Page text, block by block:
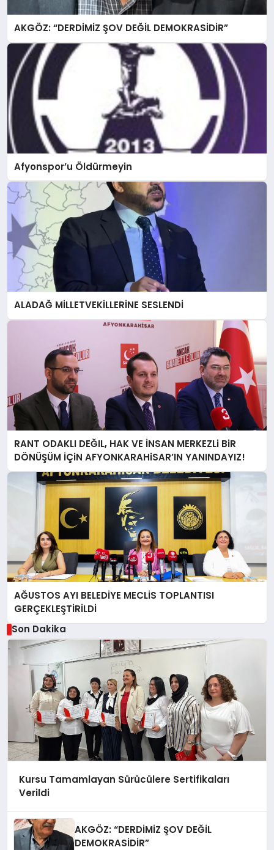
AKGÖZ: “DERDİMİZ ŞOV DEĞİL DEMOKRASİDİR”
Afyonspor’u Öldürmeyin
ALADAĞ MİLLETVEKİLLERİNE SESLENDİ
RANT ODAKLI DEĞIL, HAK VE İNSAN MERKEZLi BiR
DÖNÜŞÜM İÇiN AFYONKARAHiSAR’IN YANINDAYIZ!
AĞUSTOS AYI BELEDİYE MECLİS TOPLANTISI
GERÇEKLEŞTİRİLDİ
Son Dakika
Kursu Tamamlayan Sürücülere Sertifikaları
Verildi
AKGÖZ: “DERDİMİZ ŞOV DEĞİL
DEMOKRASİDİR”